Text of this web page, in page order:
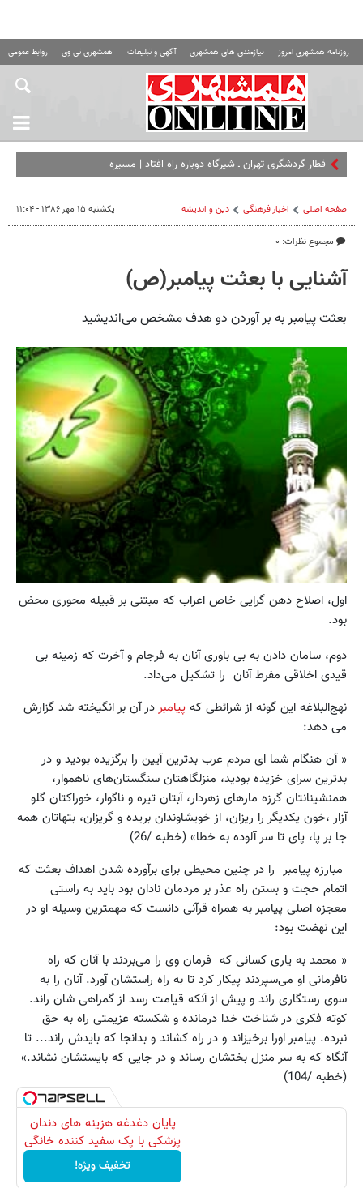
روزنامه همشهری امروز نیازمندی های همشهری آگهی و تبلیغات همشهری تی وی روابط عمومی
قطار گردشگری تهران ـ شیرگاه دوباره راه افتاد | مسیرهایی که مقصد ه
صفحه اصلی اخبار فرهنگی دین و اندیشه
مجموع نظرات: ۰
یکشنبه ۱۵ مهر ۱۳۸۶ - ۱۱:۰۴
آشنایی با بعثت پیامبر(ص)
بعثت پیامبر به بر آوردن دو هدف مشخص می‌اندیشید
اول، اصلاح ذهن گرایی خاص اعراب که مبتنی بر قبیله محوری محض
بود.
دوم، سامان دادن به بی باوری آنان به فرجام و آخرت که زمینه بی
قیدی اخلاقی مفرط آنان را تشکیل می‌داد.
نهج‌البلاغه این گونه از شرائطی که پیامبردر آن بر انگیخته شد گزارش
می دهد:
« آن هنگام شما ای مردم عرب بدترین آیین را برگزیده بودید و در
بدترین سرای خزیده بودید، منزلگاهتان سنگستان‌های ناهموار،
همنشینانتان گرزه مارهای زهردار، آبتان تیره و ناگوار، خوراکتان گلو
آزار ،خون یکدیگر را ریزان، از خویشاوندان بریده و گریزان، بتهاتان همه
جا بر پا، پای تا سر آلوده به خطا» (خطبه /26)
مبارزه پیامبر را در چنین محیطی برای برآورده شدن اهداف بعثت که
اتمام حجت و بستن راه عذر بر مردمان نادان بود باید به راستی
معجزه اصلی پیامبر به همراه قرآنی دانست که مهمترین وسیله او در
این نهضت بود:
« محمد به یاری کسانی که فرمان وی را می‌بردند با آنان که راه
نا‌فرمانی او می‌سپردند پیکار کرد تا به راه راستشان آورد. آنان را به
سوی رستگاری راند و پیش از آنکه قیامت رسد از گمراهی شان راند.
کوته فکری در شناخت خدا درمانده و شکسته عزیمتی راه به حق
نبرده. پیامبر اورا برخیزاند و در راه کشاند و بدانجا که بایدش راند... تا
آنگاه که به سر منزل بختشان رساند و در جایی که بایستشان نشاند.»
(خطبه /104)
پایان دغدغه هزینه های دندان
پزشکی با پک سفید کننده خانگی
تخفیف ویژه!